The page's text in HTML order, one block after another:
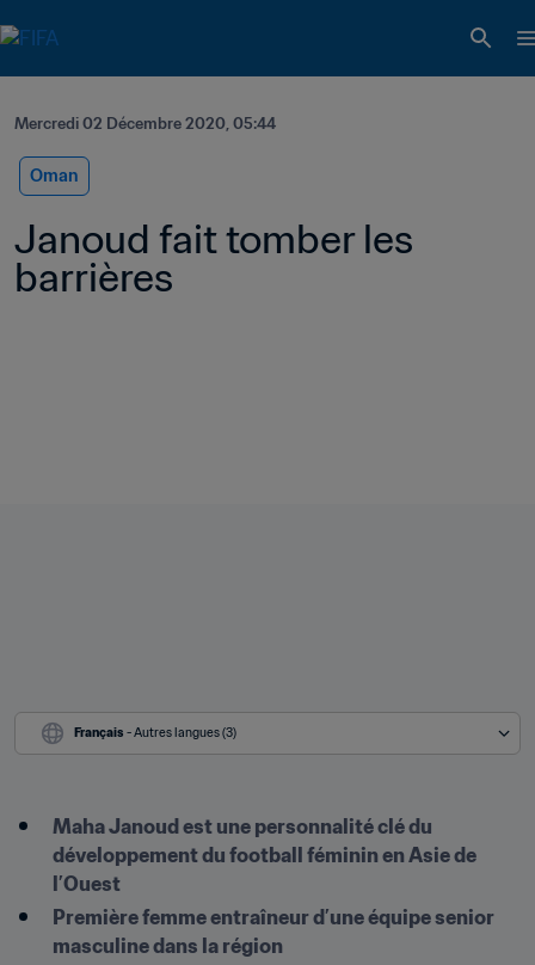
Mercredi 02 Décembre 2020, 05:44
Oman
Janoud fait tomber les
barrières
Français - Autres langues (3)
Maha Janoud est une personnalité clé du
développement du football féminin en Asie de
l’Ouest
Première femme entraîneur d’une équipe senior
masculine dans la région